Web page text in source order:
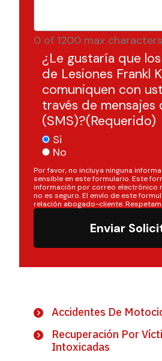
0 of 1200 max characters
¿Le gustaría que
de Lesiones Frankl
comuniquen con
través de
(SMS)?(Requerido)
Si
No
Por favor, no incluya ninguna
sensible en este formulario. Este
información por correo electrónico
no es seguro. El envío de este
relación abogado-cliente.
Enviar
Accidentes De
Recuperación Por
Intoxicadas